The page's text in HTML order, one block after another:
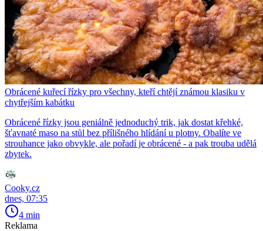
Obrácené kuřecí řízky pro všechny, kteří chtějí známou klasiku v
chytřejším kabátku
Obrácené řízky jsou geniálně jednoduchý trik, jak dostat křehké,
šťavnaté maso na stůl bez přílišného hlídání u plotny. Obalíte ve
strouhance jako obvykle, ale pořadí je obrácené - a pak trouba udělá
zbytek.
Cooky.cz
dnes, 07:35
4 min
Reklama